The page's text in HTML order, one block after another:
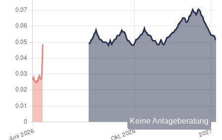
Keine Anlageberatung